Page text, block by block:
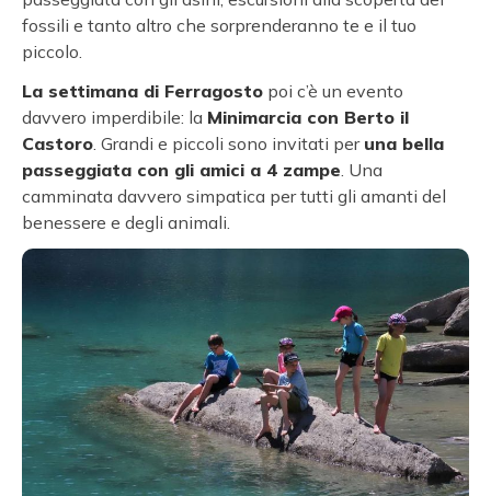
fossili e tanto altro che sorprenderanno te e il tuo
piccolo.
La settimana di Ferragosto poi c’è un evento
davvero imperdibile: la Minimarcia con Berto il
Castoro. Grandi e piccoli sono invitati per una bella
passeggiata con gli amici a 4 zampe. Una
camminata davvero simpatica per tutti gli amanti del
benessere e degli animali.